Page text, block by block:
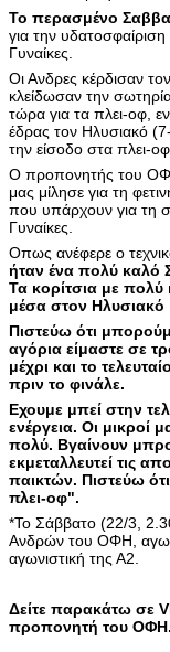
Το περασμένο
για την
Γυναίκες.
Οι Ανδρες κέρδισαν
κλείδωσαν την
τώρα για τα πλει-οφ,
έδρας τον Ηλυσιακό (7-
την είσοδο στα πλει-
Ο προπονητής του
μας μίλησε για τη
που υπάρχουν για τη
Γυναίκες.
Οπως ανέφερε ο
ήταν ένα πολύ καλό
Τα κορίτσια με
μέσα στον Ηλυσιακό
Πιστεύω ότι
αγόρια είμαστε σε
μέχρι και το
πριν το φινάλε.
Εχουμε μπεί στην
ενέργεια. Οι μικροί
πολύ. Βγαίνουν
εκμεταλλευτεί τις
παικτών. Πιστεύω
πλει-οφ".
*Το Σάββατο (22/3,
Ανδρών του ΟΦΗ,
αγωνιστική της Α2.
Δείτε παρακάτω σε
προπονητή του ΟΦΗ.